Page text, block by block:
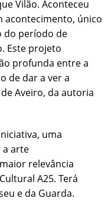
Vilão. Aconteceu
acontecimento, único
do período de
Este projeto
profunda entre a
de dar a ver a
Aveiro, da autoria
uma
a arte
relevância
A25. Terá
e da Guarda.